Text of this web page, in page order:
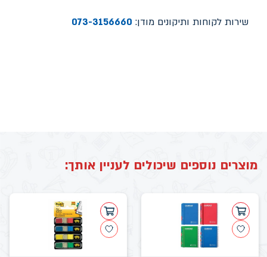
שירות לקוחות ותיקונים מודן: 073-3156660
מוצרים נוספים שיכולים לעניין אותך: